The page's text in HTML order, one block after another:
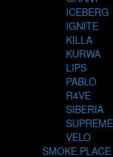
YETI
ICEBERG
IGNITE
KILLA
KURWA
LIPS
PABLO
R4VE
SIBERIA
SUPREME
VELO
SMOKE PLACE